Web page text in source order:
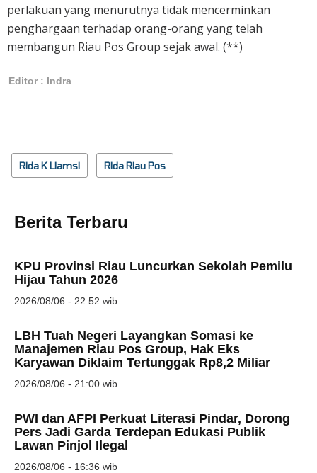
perlakuan yang menurutnya tidak mencerminkan
penghargaan terhadap orang-orang yang telah
membangun Riau Pos Group sejak awal. (**)
Editor : Indra
Rida K Liamsi Rida Riau Pos
Berita Terbaru
KPU Provinsi Riau Luncurkan Sekolah Pemilu
Hijau Tahun 2026
2026/08/06 - 22:52 wib
LBH Tuah Negeri Layangkan Somasi ke
Manajemen Riau Pos Group, Hak Eks
Karyawan Diklaim Tertunggak Rp8,2 Miliar
2026/08/06 - 21:00 wib
PWI dan AFPI Perkuat Literasi Pindar, Dorong
Pers Jadi Garda Terdepan Edukasi Publik
Lawan Pinjol Ilegal
2026/08/06 - 16:36 wib